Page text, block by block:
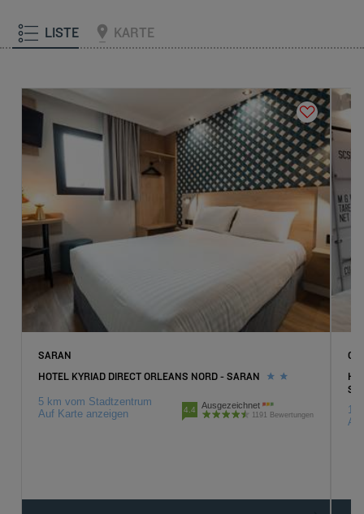
LISTE KARTE
SARAN
HOTEL KYRIAD DIRECT ORLEANS NORD - SARAN
5 km vom Stadtzentrum
Auf Karte anzeigen
4.4 Ausgezeichnet
1191 Bewertungen
10
Hotels in Marseille